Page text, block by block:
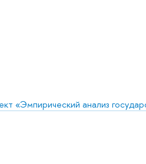
«Эмпирический анализ